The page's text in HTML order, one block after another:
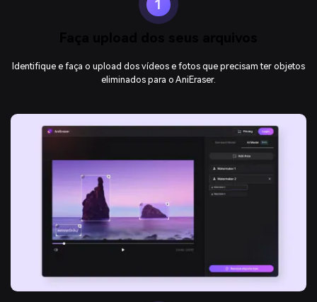
1
Identifique e faça o upload dos vídeos e fotos que precisam ter objetos
eliminados para o AniEraser.